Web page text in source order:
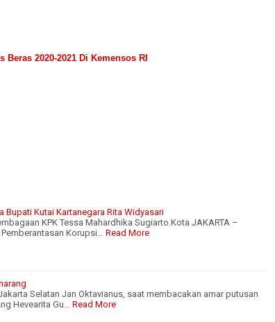
2020-2021 Di Kemensos RI
Bupati Kutai Kartanegara Rita Widyasari
KPK Tessa Mahardhika Sugiarto.Kota JAKARTA –
Korupsi…
Read More
Selatan Jan Oktavianus, saat membacakan amar putusan
Hevearita Gu…
Read More